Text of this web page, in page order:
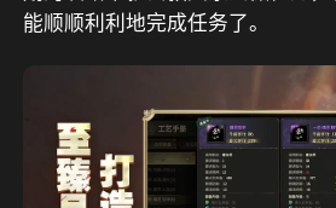
能顺顺利利地完成任务了。